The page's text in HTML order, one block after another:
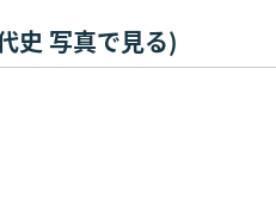
史 写真で見る)